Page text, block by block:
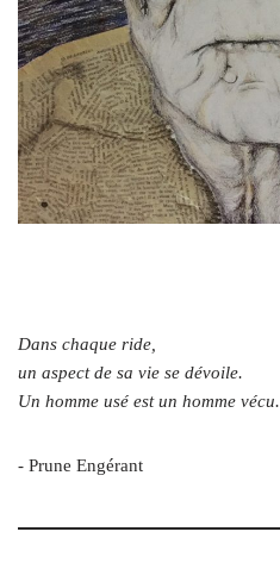
Dans chaque ride,
un aspect de sa vie se dévoile.
Un homme usé est un homme vécu.
- Prune Engérant